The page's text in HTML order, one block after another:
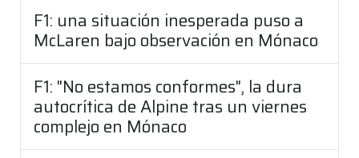
F1: una situación inesperada puso a
McLaren bajo observación en Mónaco
F1: "No estamos conformes", la dura
autocrítica de Alpine tras un viernes
complejo en Mónaco